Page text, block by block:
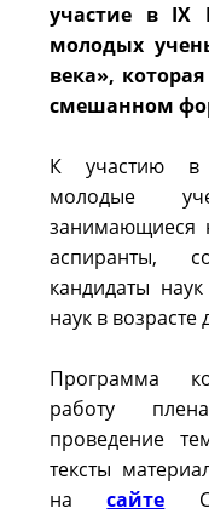
участие в IX
молодых
века»,
смешанном
К участию в
молодые
занимающиеся
аспиранты,
кандидаты
наук в возрасте
Программа
работу
проведение
тексты
насайте